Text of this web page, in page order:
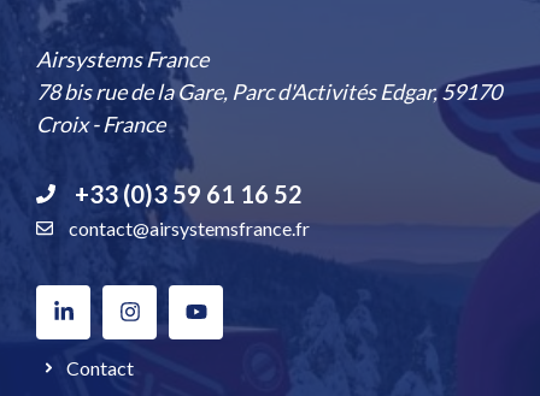
Airsystems France
78 bis rue de la Gare, Parc d'Activités Edgar, 59170
Croix - France
+33 (0)3 59 61 16 52
contact@airsystemsfrance.fr
Contact